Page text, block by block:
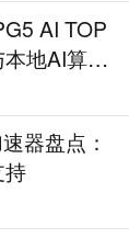
AI TOP
地AI算力
器盘点：
持